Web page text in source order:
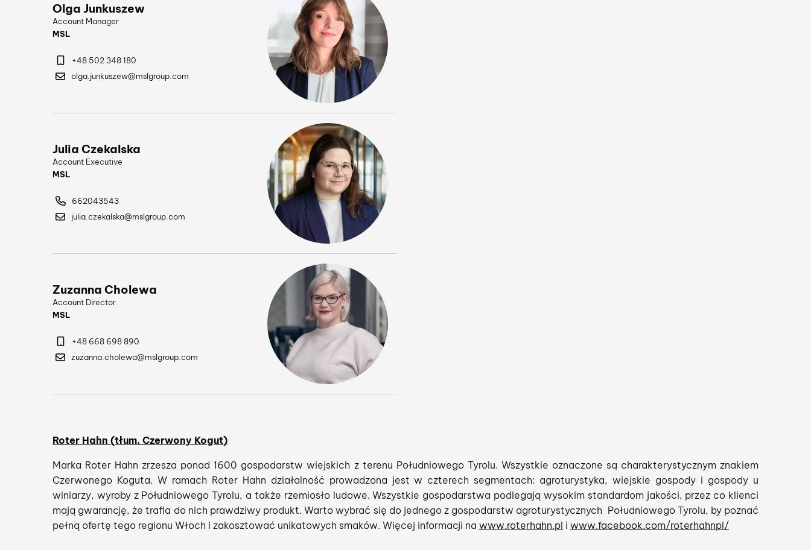
Olga Junkuszew
Account Manager
MSL
+48 502 348 180
olga.junkuszew@mslgroup.com
Julia Czekalska
Account Executive
MSL
662043543
julia.czekalska@mslgroup.com
Zuzanna Cholewa
Account Director
MSL
+48 668 698 890
zuzanna.cholewa@mslgroup.com
Roter Hahn (tłum. Czerwony Kogut)
Marka Roter Hahn zrzesza ponad 1600 gospodarstw wiejskich z terenu Południowego Tyrolu. Wszystkie oznaczone są charakterystycznym znakiem
Czerwonego Koguta. W ramach Roter Hahn działalność prowadzona jest w czterech segmentach: agroturystyka, wiejskie gospody i gospody u
winiarzy, wyroby z Południowego Tyrolu, a także rzemiosło ludowe. Wszystkie gospodarstwa podlegają wysokim standardom jakości, przez co klienci
mają gwarancję, że trafia do nich prawdziwy produkt. Warto wybrać się do jednego z gospodarstw agroturystycznych Południowego Tyrolu, by poznać
pełną ofertę tego regionu Włoch i zakosztować unikatowych smaków. Więcej informacji na www.roterhahn.pl i www.facebook.com/roterhahnpl/